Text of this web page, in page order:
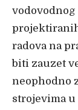
radova na
biti zauzet
neophodno
strojevima